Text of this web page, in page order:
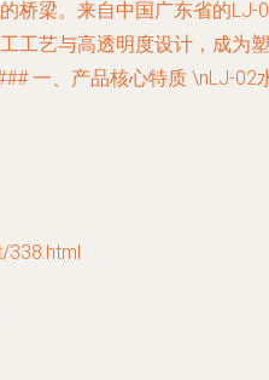
桥梁。来自中国广东省的LJ-
工艺与高透明度设计，成为塑
一、产品核心特质 \nLJ-02
338.html